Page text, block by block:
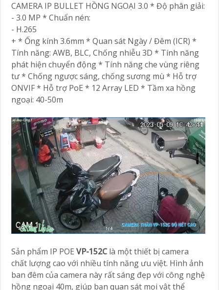
CAMERA IP BULLET HỒNG NGOẠI 3.0 * Độ phân giải:
- 3.0 MP * Chuẩn nén:
- H.265
+ * Ống kính 3.6mm * Quan sát Ngày / Đêm (ICR) *
Tính năng: AWB, BLC, Chống nhiễu 3D * Tính năng
phát hiện chuyển động * Tính năng che vùng riêng
tư * Chống ngược sáng, chống sương mù * Hỗ trợ
ONVIF * Hỗ trợ PoE * 12 Array LED * Tầm xa hồng
ngoại: 40-50m
Sản phẩm IP POE VP-152C là một thiết bị camera
chất lượng cao với nhiều tính năng ưu việt. Hình ảnh
ban đêm của camera này rất sáng đẹp với công nghệ
hồng ngoại 40m, giúp bạn quan sát mọi vật thể